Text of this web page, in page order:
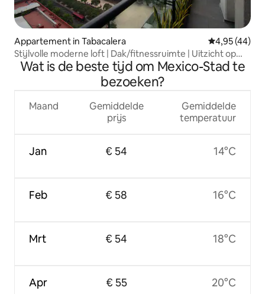
Appartement in Tabacalera Gemiddelde
4,95 (44)
Stijlvolle moderne loft | Dak/fitnessruimte | Uitzicht op
monument
Wat is de beste tijd om Mexico-Stad te
bezoeken?
Maand
Jan
Feb
Mrt
Apr
Gemiddelde
prijs
€ 54
€ 58
€ 54
€ 55
Gemiddelde
temperatuur
14°C
16°C
18°C
20°C